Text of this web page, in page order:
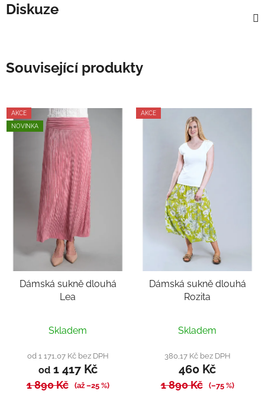
Diskuze
Související produkty
AKCE
NOVINKA
Dámská sukně dlouhá
Lea
hodnocení
produktu
je
4,0
Skladem
od 1 171,07 Kč bez DPH
od1 417 Kč
1 890 Kč (až –25 %)
AKCE
Dámská sukně dlouhá
Rozita
Skladem
380,17 Kč bez DPH
460 Kč
1 890 Kč (–75 %)